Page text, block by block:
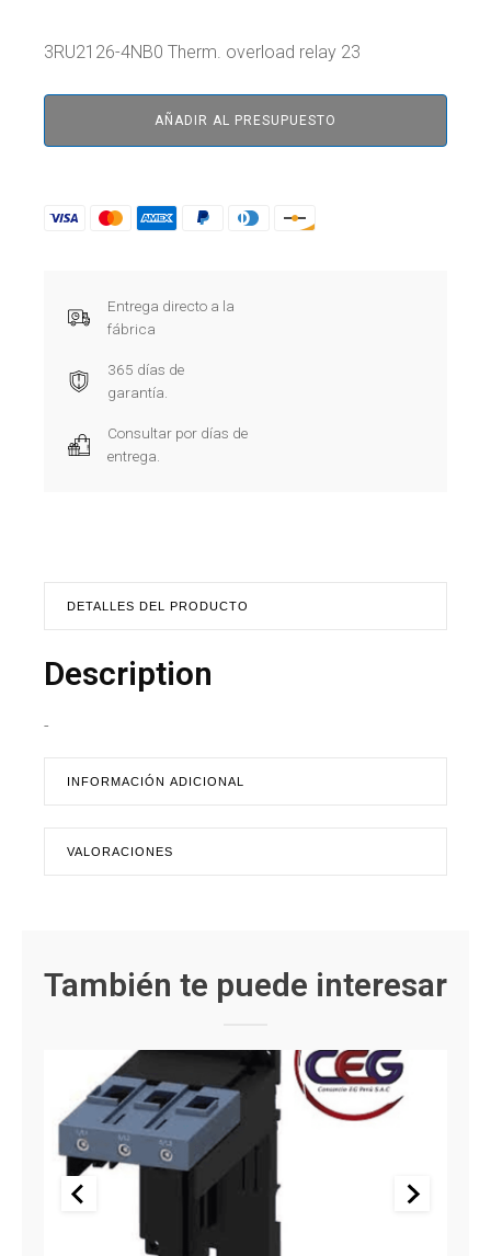
3RU2126-4NB0 Therm. overload relay 23
AÑADIR AL PRESUPUESTO
Entrega directo a la
fábrica
365 días de
garantía.
Consultar por días de
entrega.
DETALLES DEL PRODUCTO
Description
-
INFORMACIÓN ADICIONAL
VALORACIONES
También te puede interesar